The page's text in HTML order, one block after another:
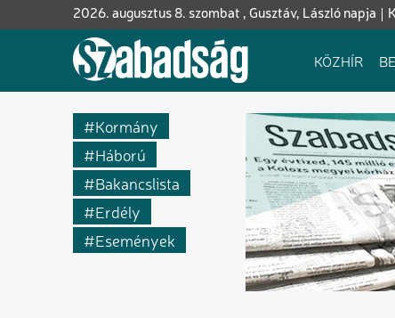
a
2026. augusztus 8. szombat , Gusztáv, László napja
Fő
KÖZHÍR
Kormány
Háború
Bakancslista
Erdély
Események